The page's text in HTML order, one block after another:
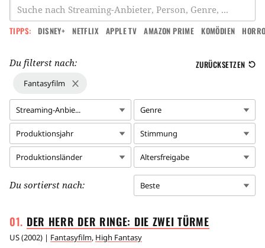
TIPPS: DISNEY+ NETFLIX APPLE TV AMAZON PRIME KOMÖDIEN
Du filterst nach: ZURÜCKSETZEN
Fantasyfilm
Streaming-Anbie... Genre
Produktionsjahr Stimmung
Produktionsländer Altersfreigabe
Du sortierst nach: Beste
DER HERR DER RINGE: DIE ZWEITÜRME
US(2002) | Fantasyfilm, High Fantasy